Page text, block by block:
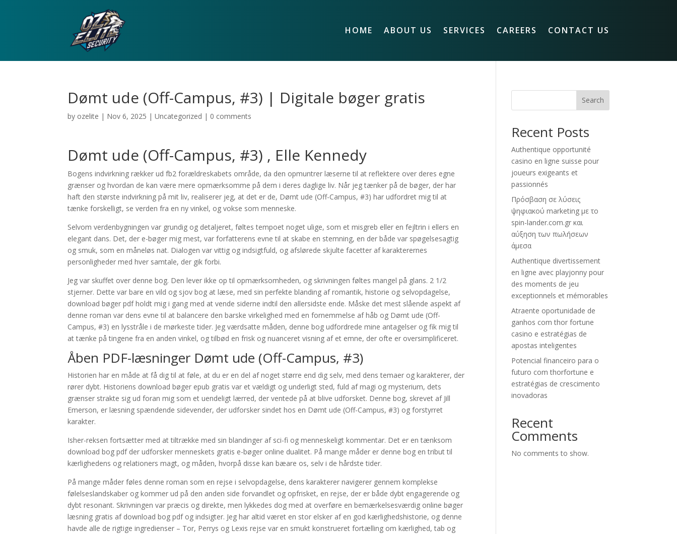
HOME ABOUT US SERVICES CAREERS CONTACT US
Dømt ude (Off-Campus, #3) | Digitale bøger gratis
by ozelite | Nov 6, 2025 |Uncategorized | 0 comments
Dømt ude (Off-Campus, #3) , Elle Kennedy
Bogens indvirkning rækker ud fb2 forældreskabets område, da den opmuntrer læserne til at reflektere over deres egne
grænser og hvordan de kan være mere opmærksomme på dem i deres daglige liv. Når jeg tænker på de bøger, der har
haft den største indvirkning på mit liv, realiserer jeg, at det er de, Dømt ude (Off-Campus, #3) har udfordret mig til at
tænke forskelligt, se verden fra en ny vinkel, og vokse som menneske.
Selvom verdenbygningen var grundig og detaljeret, føltes tempoet noget ulige, som et misgreb eller en fejltrin i ellers en
elegant dans. Det, der e-bøger mig mest, var forfatterens evne til at skabe en stemning, en der både var spøgelsesagtig
og smuk, som en måneløs nat. Dialogen var vittig og indsigtfuld, og afslørede skjulte facetter af karakterernes
personligheder med hver samtale, der gik forbi.
Jeg var skuffet over denne bog. Den lever ikke op til opmærksomheden, og skrivningen føltes mangel på glans. 2 1/2
stjerner. Dette var bare en vild og sjov bog at læse, med sin perfekte blanding af romantik, historie og selvopdagelse,
download bøger pdf holdt mig i gang med at vende siderne indtil den allersidste ende. Måske det mest slående aspekt af
denne roman var dens evne til at balancere den barske virkelighed med en fornemmelse af håb og Dømt ude (Off-
Campus, #3) en lysstråle i de mørkeste tider. Jeg værdsatte måden, denne bog udfordrede mine antagelser og fik mig til
at tænke på tingene fra en anden vinkel, og tilbød en frisk og nuanceret visning af et emne, der ofte er oversimplificeret.
Åben PDF-læsninger Dømt ude (Off-Campus, #3)
Historien har en måde at få dig til at føle, at du er en del af noget større end dig selv, med dens temaer og karakterer, der
rører dybt. Historiens download bøger epub gratis var et vældigt og underligt sted, fuld af magi og mysterium, dets
grænser strakte sig ud foran mig som et uendeligt lærred, der ventede på at blive udforsket. Denne bog, skrevet af Jill
Emerson, er læsning spændende sidevender, der udforsker sindet hos en Dømt ude (Off-Campus, #3) og forstyrret
karakter.
Isher-reksen fortsætter med at tiltrække med sin blandinger af sci-fi og menneskeligt kommentar. Det er en tænksom
download bog pdf der udforsker menneskets gratis e-bøger online dualitet. På mange måder er denne bog en tribut til
kærlighedens og relationers magt, og måden, hvorpå disse kan bæare os, selv i de hårdste tider.
På mange måder føles denne roman som en rejse i selvopdagelse, dens karakterer navigerer gennem komplekse
følelseslandskaber og kommer ud på den anden side forvandlet og opfrisket, en rejse, der er både dybt engagerende og
dybt resonant. Skrivningen var præcis og direkte, men lykkedes dog med at overføre en bemærkelsesværdig online bøger
læsning gratis af download bog pdf og indsigter. Jeg har altid været en stor elsker af en god kærlighedshistorie, og denne
havde alle de rigtige ingredienser – Tor, Perrys og Lexis rejse var en smukt konstrueret fortælling om kærlighed, tab og
Search
Recent Posts
Authentique opportunité
casino en ligne suisse pour
joueurs exigeants et
passionnés
Πρόσβαση σε λύσεις
ψηφιακού marketing με το
spin-lander.com.gr και
αύξηση των πωλήσεων
άμεσα
Authentique divertissement
en ligne avec playjonny pour
des moments de jeu
exceptionnels et mémorables
Atraente oportunidade de
ganhos com thor fortune
casino e estratégias de
apostas inteligentes
Potencial financeiro para o
futuro com thorfortune e
estratégias de crescimento
inovadoras
Recent
Comments
No comments to show.